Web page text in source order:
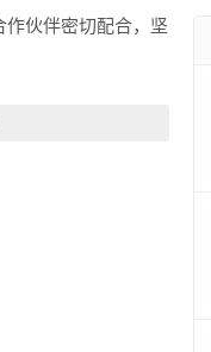
伙伴密切配合，坚